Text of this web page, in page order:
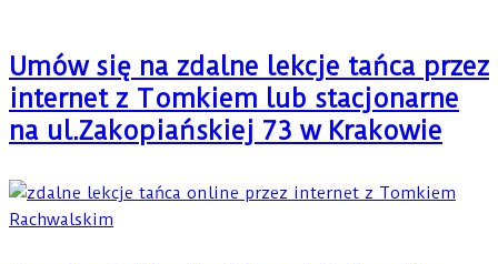
Umów się na zdalne lekcje tańca przez
internet z Tomkiem lub stacjonarne
na ul.Zakopiańskiej 73 w Krakowie